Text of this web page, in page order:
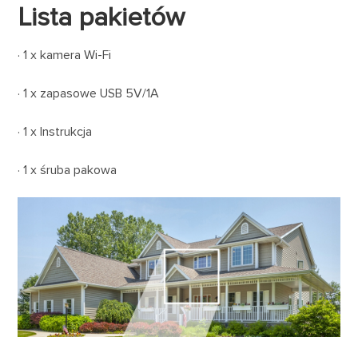
Lista pakietów
· 1 x kamera Wi-Fi
· 1 x zapasowe USB 5V/1A
· 1 x Instrukcja
· 1 x śruba pakowa